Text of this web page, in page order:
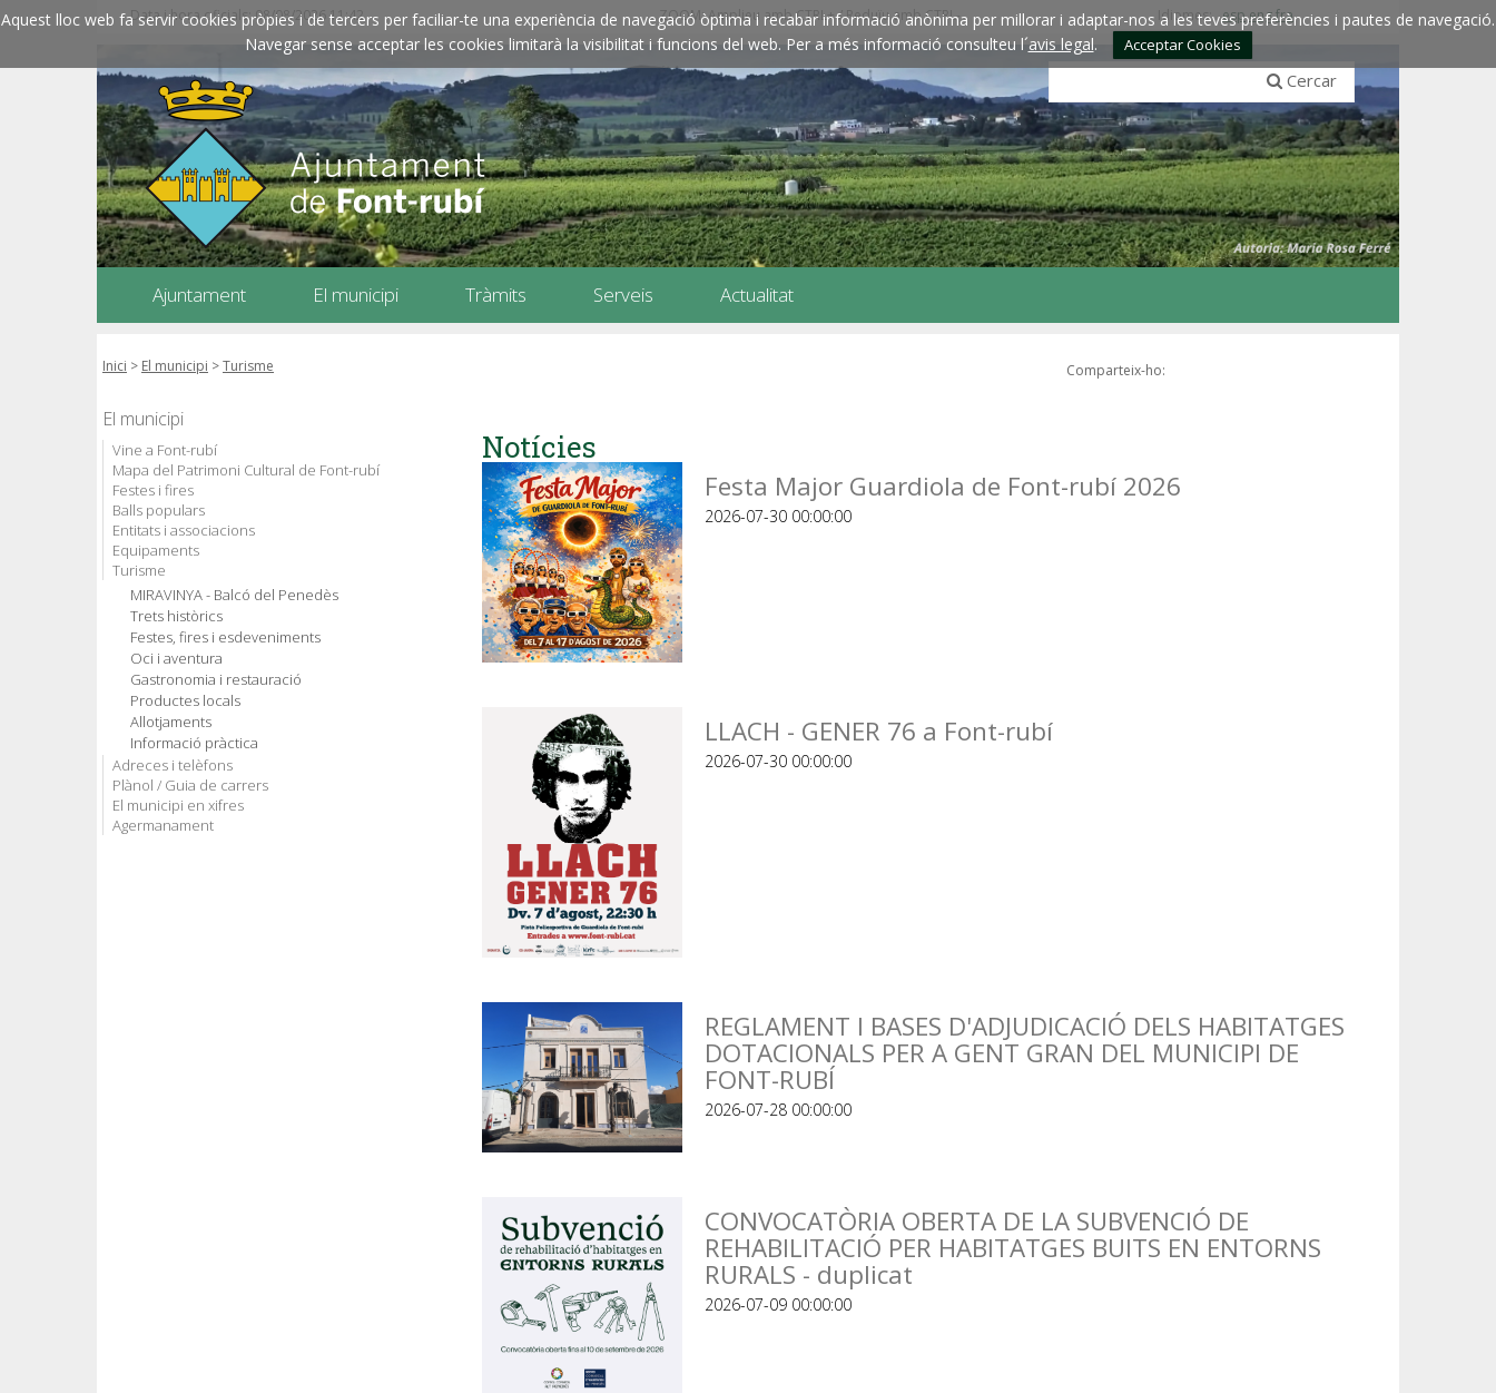
Aquest lloc web fa servir cookies pròpies i de tercers per faciliar-te una experiència de navegació òptima i recabar informació anònima per millorar i adaptar-nos a les teves preferències i pautes de navegació.
Navegar sense acceptar les cookies limitarà la visibilitat i funcions del web. Per a més informació consulteu l´avis legal. Acceptar Cookies
Data i hora oficials: 08/08/2026 11:42 ZOOM: Amplieu amb CTRL+ / Reduïu amb CTRL- Idiomes:esp engfra
Cercar
Ajuntament El municipi Tràmits Serveis Actualitat
Inici > El municipi >Turisme Comparteix-ho:
El municipi
Vine a Font-rubí
Mapa del Patrimoni Cultural de Font-rubí
Festes i fires
Balls populars
Entitats i associacions
Equipaments
Turisme
MIRAVINYA - Balcó del Penedès
Trets històrics
Festes, fires i esdeveniments
Oci i aventura
Gastronomia i restauració
Productes locals
Allotjaments
Informació pràctica
Adreces i telèfons
Plànol / Guia de carrers
El municipi en xifres
Agermanament
Notícies
Festa Major Guardiola de Font-rubí 2026
2026-07-30 00:00:00
LLACH - GENER 76 a Font-rubí
2026-07-30 00:00:00
REGLAMENT I BASES D'ADJUDICACIÓ DELS HABITATGES
DOTACIONALS PER A GENT GRAN DEL MUNICIPI DE
FONT-RUBÍ
2026-07-28 00:00:00
CONVOCATÒRIA OBERTA DE LA SUBVENCIÓ DE
REHABILITACIÓ PER HABITATGES BUITS EN ENTORNS
RURALS - duplicat
2026-07-09 00:00:00